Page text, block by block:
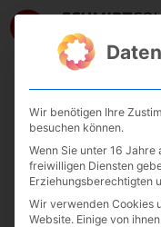
Cay von Fournier
Oktober 18,
Wir benötigen Ihre
besuchen können.
Wenn Sie unter 16
freiwilligen Diensten
Erziehungsberechtigten
Wir verwenden Cookies
Website. Einige von